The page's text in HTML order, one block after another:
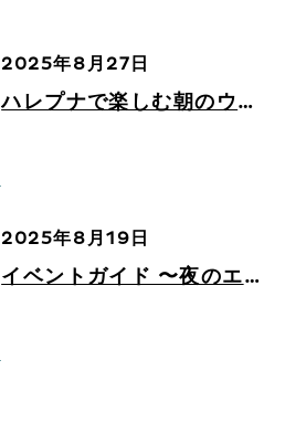
2025年8月27日
ハレプナで楽しむ朝のウェ
2025年8月19日
イベントガイド 〜夜のエ